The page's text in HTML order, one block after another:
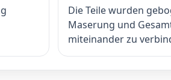
Die Teile wurden
Maserung und
miteinander zu